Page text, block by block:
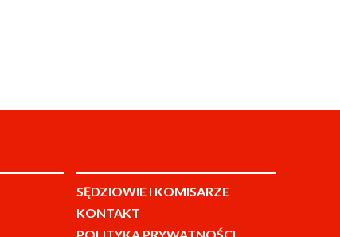
SĘDZIOWIE I KOMISARZE
KONTAKT